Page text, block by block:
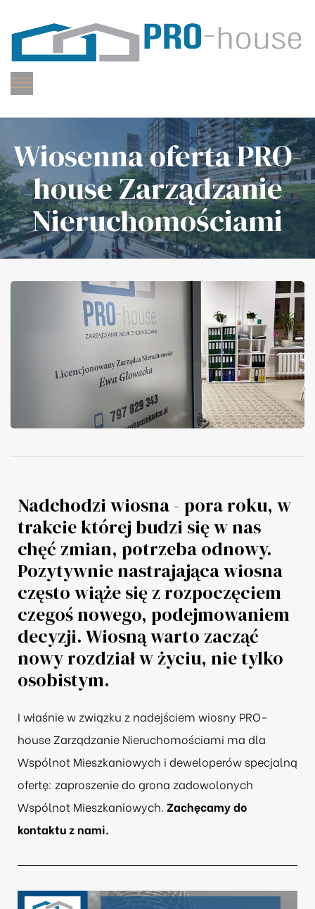
Wiosenna oferta PRO-
house Zarządzanie
Nieruchomościami
Nadchodzi wiosna - pora roku, w
trakcie której budzi się w nas
chęć zmian, potrzeba odnowy.
Pozytywnie nastrajająca wiosna
często wiąże się z rozpoczęciem
czegoś nowego, podejmowaniem
decyzji. Wiosną warto zacząć
nowy rozdział w życiu, nie tylko
osobistym.
I właśnie w związku z nadejściem wiosny PRO-
house Zarządzanie Nieruchomościami ma dla
Wspólnot Mieszkaniowych i deweloperów specjalną
ofertę: zaproszenie do grona zadowolonych
Wspólnot Mieszkaniowych. Zachęcamy do
kontaktu z nami.